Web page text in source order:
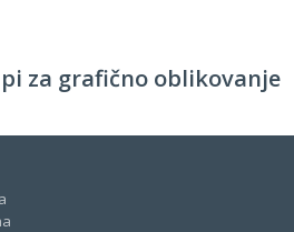
za grafično oblikovanje